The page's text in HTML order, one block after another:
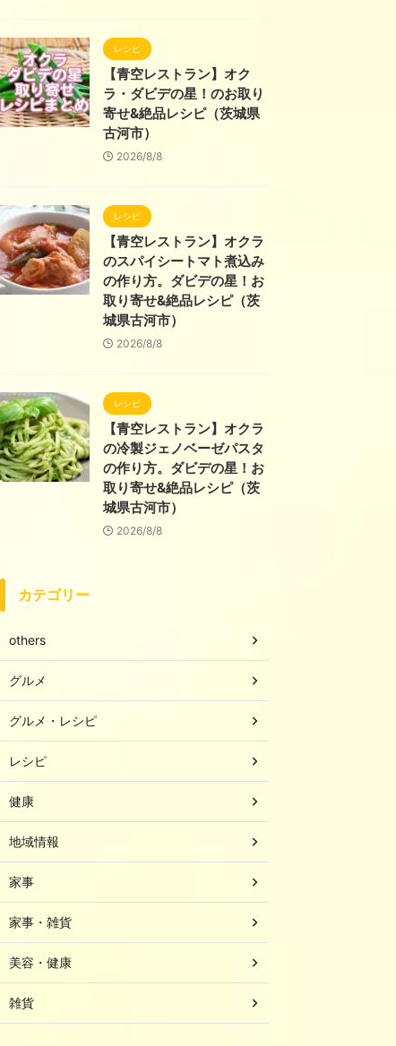
レシピ
【青空レストラン】オク
ラ・ダビデの星！のお取り
寄せ&絶品レシピ（茨城県
古河市）
2026/8/8
レシピ
【青空レストラン】オクラ
のスパイシートマト煮込み
の作り方。ダビデの星！お
取り寄せ&絶品レシピ（茨
城県古河市）
2026/8/8
レシピ
【青空レストラン】オクラ
の冷製ジェノベーゼパスタ
の作り方。ダビデの星！お
取り寄せ&絶品レシピ（茨
城県古河市）
2026/8/8
カテゴリー
others
グルメ
グルメ・レシピ
レシピ
健康
地域情報
家事
家事・雑貨
美容・健康
雑貨